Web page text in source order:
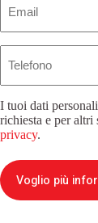
I tuoi dati
richiesta e per altri
privacy.
Voglio più